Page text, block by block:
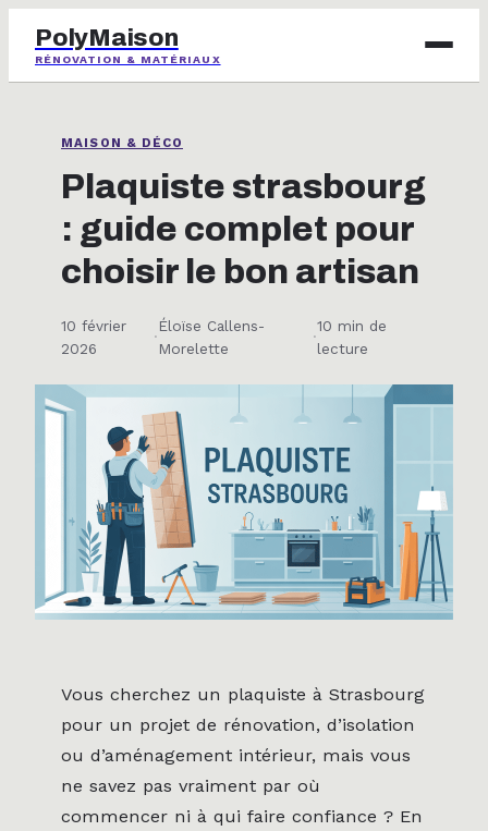
PolyMaison
RÉNOVATION & MATÉRIAUX
IMMOBILIER
JARDINAGE
MAISON & DÉCO
MAISON & DÉCO
Plaquiste strasbourg
: guide complet pour
choisir le bon artisan
10 février
2026
·
Éloïse Callens-
Morelette
·
10 min de
lecture
Vous cherchez un plaquiste à Strasbourg
pour un projet de rénovation, d’isolation
ou d’aménagement intérieur, mais vous
ne savez pas vraiment par où
commencer ni à qui faire confiance ? En